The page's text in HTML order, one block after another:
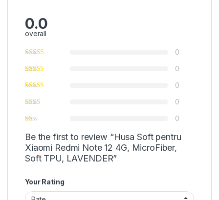
0.0
overall
0
0
0
0
0
Be the first to review “Husa Soft pentru
Xiaomi Redmi Note 12 4G, MicroFiber,
Soft TPU, LAVENDER”
Your Rating